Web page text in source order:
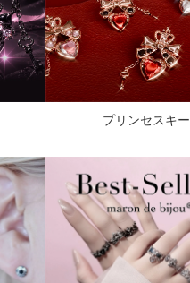
プリンセスキー